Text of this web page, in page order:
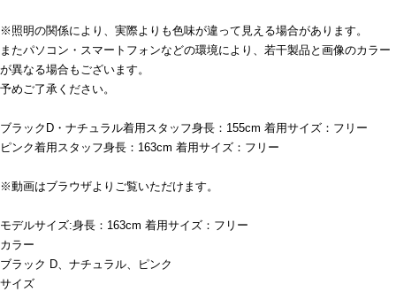
※照明の関係により、実際よりも色味が違って見える場合があります。
またパソコン・スマートフォンなどの環境により、若干製品と画像のカラー
が異なる場合もございます。
予めご了承ください。
ブラックD・ナチュラル着用スタッフ身長：155cm 着用サイズ：フリー
ピンク着用スタッフ身長：163cm 着用サイズ：フリー
※動画はブラウザよりご覧いただけます。
モデルサイズ:身長：163cm 着用サイズ：フリー
カラー
ブラック D、ナチュラル、ピンク
サイズ